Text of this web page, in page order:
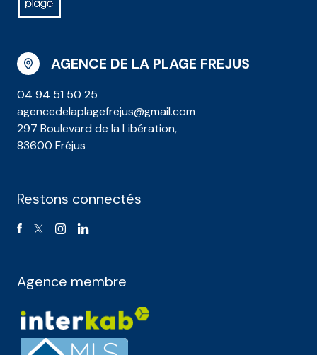
AGENCE DE LA PLAGE FREJUS
04 94 51 50 25
agencedelaplagefrejus@gmail.com
297 Boulevard de la Libération,
83600 Fréjus
Restons connectés
Agence membre